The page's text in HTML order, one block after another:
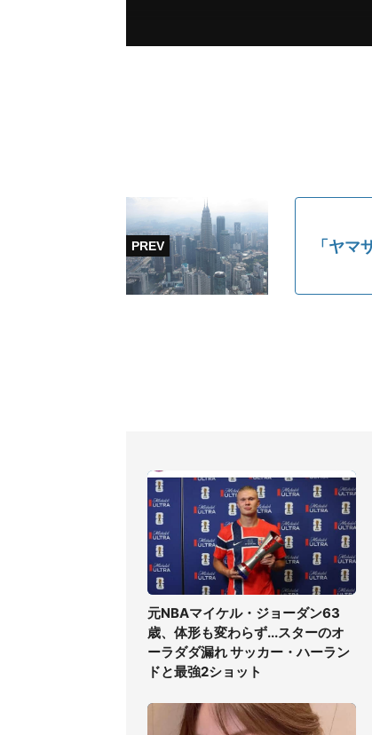
「ヤ
元NBAマイケル・ジョーダン63
歳、体形も変わらず...スターのオ
ーラダダ漏れ サッカー・ハーラン
ドと最強2ショット